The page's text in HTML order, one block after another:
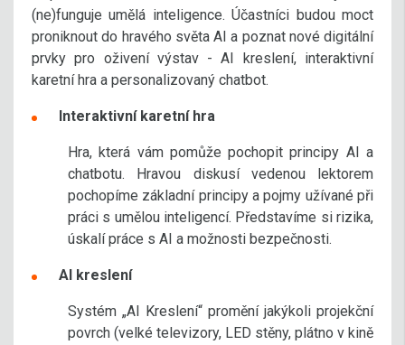
(ne)funguje umělá inteligence. Účastníci budou moct
proniknout do hravého světa AI a poznat nové digitální
prvky pro oživení výstav - AI kreslení, interaktivní
karetní hra a personalizovaný chatbot.
Interaktivní karetní hra
Hra, která vám pomůže pochopit principy AI a
chatbotu. Hravou diskusí vedenou lektorem
pochopíme základní principy a pojmy užívané při
práci s umělou inteligencí. Představíme si rizika,
úskalí práce s AI a možnosti bezpečnosti.
AI kreslení
Systém „AI Kreslení“ promění jakýkoli projekční
povrch (velké televizory, LED stěny, plátno v kině